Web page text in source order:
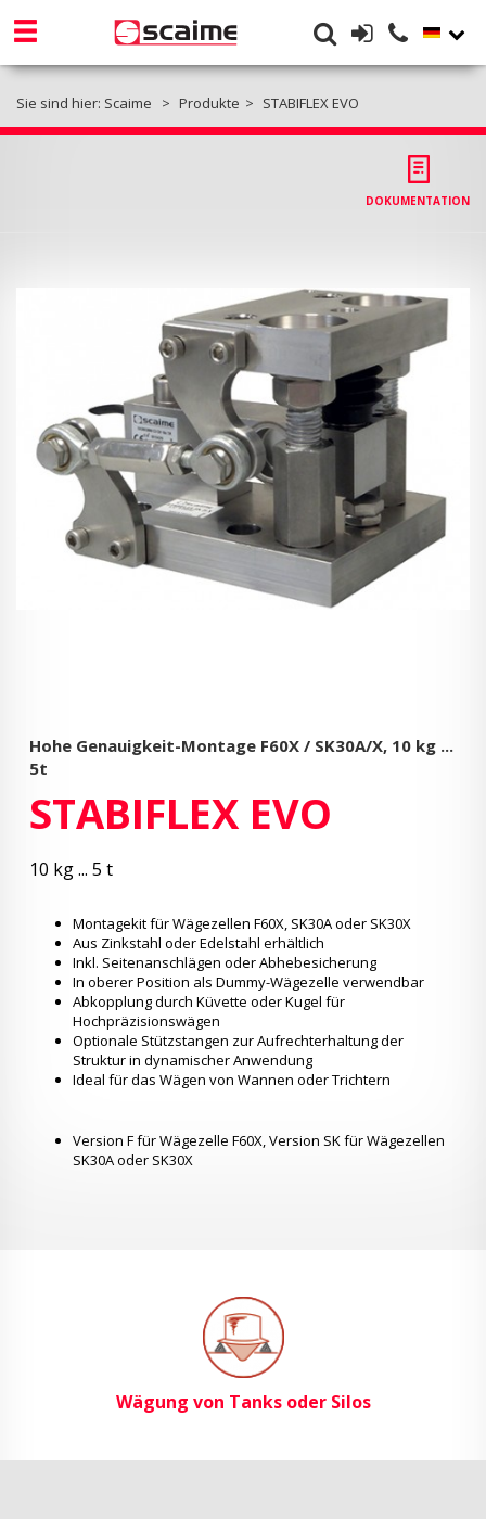
Sie sind hier: Scaime Produkte STABIFLEX EVO
DOKUMENTATION
Hohe Genauigkeit-Montage F60X / SK30A/X, 10 kg ...
5t
STABIFLEX EVO
10 kg ... 5 t
Montagekit für Wägezellen F60X, SK30A oder SK30X
Aus Zinkstahl oder Edelstahl erhältlich
Inkl. Seitenanschlägen oder Abhebesicherung
In oberer Position als Dummy-Wägezelle verwendbar
Abkopplung durch Küvette oder Kugel für
Hochpräzisionswägen
Optionale Stützstangen zur Aufrechterhaltung der
Struktur in dynamischer Anwendung
Ideal für das Wägen von Wannen oder Trichtern
Version F für Wägezelle F60X, Version SK für Wägezellen
SK30A oder SK30X
Wägung von Tanks oder Silos